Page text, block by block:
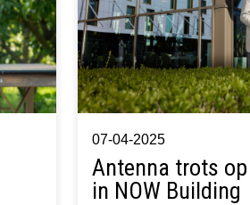
07-04-2025
Antenna trots
in NOW Building